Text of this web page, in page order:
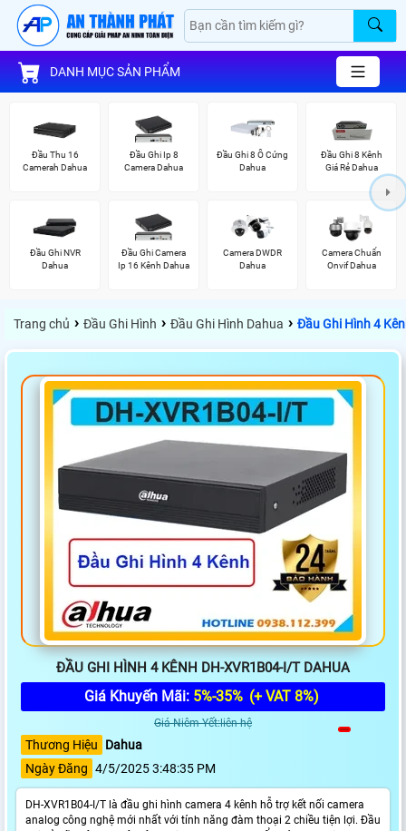
DANH MỤC SẢN PHẨM
Đầu Thu 16
Camerah Dahua
Đầu Ghi Ip 8
Camera Dahua
Đầu Ghi 8 Ổ Cứng
Dahua
Đầu Ghi 8 Kênh
Giá Rẻ Dahua
Đầu Ghi NVR
Dahua
Đầu Ghi Camera
Ip 16 Kênh Dahua
Camera DWDR
Dahua
Camera Chuẩn
Onvif Dahua
Trang chủ › Đầu Ghi Hình › Đầu Ghi Hình Dahua › Đầu Ghi Hình 4
ĐẦU GHI HÌNH 4 KÊNH DH-XVR1B04-I/T DAHUA
Giá Khuyến Mãi: 5%-35% (+ VAT 8%)
Giá Niêm Yết:liên hệ
Thương Hiệu
Dahua
Ngày Đăng 4/5/2025 3:48:35 PM
DH-XVR1B04-I/T là đầu ghi hình camera 4 kênh hỗ trợ kết nối camera
analog công nghệ mới nhất với tính năng đàm thoại 2 chiều tiện lợi. Đầu